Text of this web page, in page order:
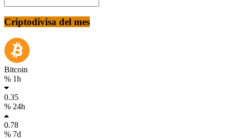
Criptodivisa del mes
Bitcoin
% 1h
0.35
% 24h
0.78
% 7d